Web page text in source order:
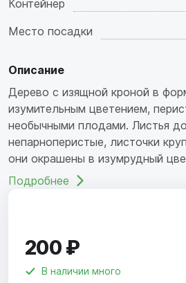
Контейнер
Место посадки
Описание
Дерево с изящной кроной в
изумительным цветением,
необычными плодами. Листья
непарноперистые, листочки
они окрашены в изумрудный
Подробнее
200 ₽
В наличии много